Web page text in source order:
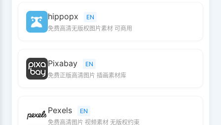
hippopx
EN
免费高清无版权图片素材 可商用
Pixabay
EN
免费正版高清图片 插画素材库
Pexels
EN
免费高清图片 视频素材 无版权约束